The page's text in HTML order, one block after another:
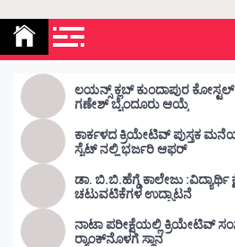
Kunda Vahini
ಲಯನ್ಸ್ ಕ್ಲಬ್ ಕುಂದಾಪುರ ಕೋಸ್ಟಲ್
ಗಣೇಶ್ ಬೈಂದೂರು ಆಯ್ಕೆ
ಕಾರ್ಕಳದ ಕ್ರಿಯೇಟಿವ್ ಪುಸ್ತಕ
ಸೈಟ್ ನಲ್ಲಿ ಭರ್ಜರಿ ಆಫರ್
ಡಾ. ಬಿ.ಬಿ.ಹೆಗ್ಡೆ ಕಾಲೇಜು :ವಿದ್ಯಾರ್ಥಿ
ಚಟುವಟಿಕೆಗಳ ಉದ್ಘಾಟನೆ
ನಾಟಾ ಪರೀಕ್ಷೆಯಲ್ಲಿ ಕ್ರಿಯೇಟಿವ್
ರ‍್ಯಾಂಕ್‌ನೊಳಗೆ ಸ್ಥಾನ